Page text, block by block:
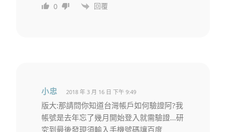
0 回覆
小忠 2018 年 3 月 16 日 下午 9:49
版大:那請問你知道台灣帳戶如何驗證阿?我
帳號是去年忘了幾月開始登入就需驗證…研
究到最後發現須輸入手機號碼讓百度